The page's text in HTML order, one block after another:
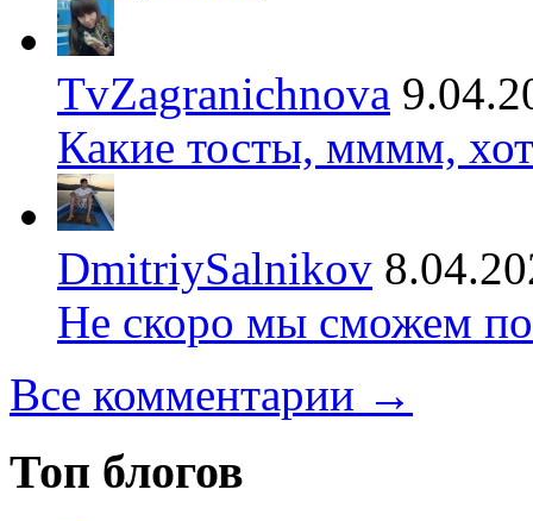
TvZagranichnova
Какие тосты, мммм,
DmitriySalnikov
Не скоро мы сможем
Все комментарии →
Топ блогов